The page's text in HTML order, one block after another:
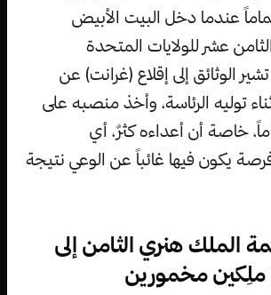
عندما دخل البيت الأبيض
عشر للولايات المتحدة
الوثائق إلى إقلاع (غرانت) عن
توليه الرئاسة، وأخذ منصبه على
خاصة أن أعداءه كثرٌ، أي
يكون فيها غائباً عن الوعي نتيجة
الملك هنري الثامن إلى
ملِكين مخمورين